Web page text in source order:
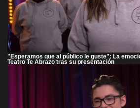
"Esperamos que al público le guste": La
Teatro Te Abrazo tras su presentación